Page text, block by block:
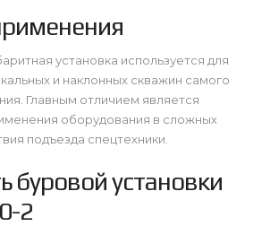
установка используется для
и наклонных скважин самого
Главным отличием является
оборудования в сложных
подъезда спецтехники.
буровой установки
2